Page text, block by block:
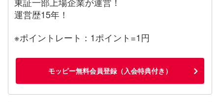
運営歴15年！
※ポイントレート：1ポイント=1円
モッピー無料会員登録（入会特典付き）